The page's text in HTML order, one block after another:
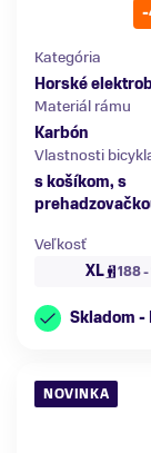
Kategória
Horské
Materiál rámu
Karbón
Vlastnosti
s košíkom, s
Veľkosť
XL
188
Skladom -
NOVINKA